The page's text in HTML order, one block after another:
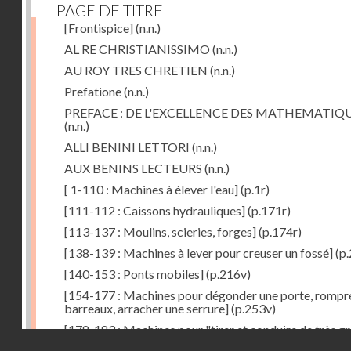
PAGE DE TITRE
[Frontispice](n.n.)
AL RE CHRISTIANISSIMO (n.n.)
AU ROY TRES CHRETIEN (n.n.)
Prefatione(n.n.)
PREFACE : DE L'EXCELLENCE DES
(n.n.)
ALLI BENINI LETTORI (n.n.)
AUX BENINS LECTEURS (n.n.)
[ 1-110 : Machines à élever l'eau](p.1r)
[111-112 : Caissons hydrauliques](p.171r)
[113-137 : Moulins, scieries, forges](p.174r)
[138-139 : Machines à lever pour creuser un fossé]
[140-153 : Ponts mobiles](p.216v)
[154-177 : Machines pour dégonder une porte,
barreaux, arracher une serrure](p.253v)
[178-183 : Machines pour "tirer et conduire de très